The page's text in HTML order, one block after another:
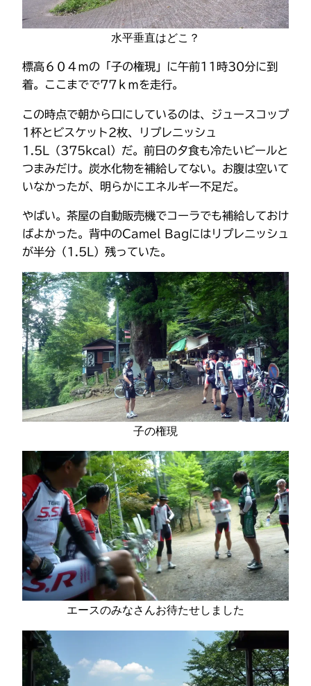
水平垂直はどこ？
標高６０４ｍの「子の権現」に午前11時30分に到
着。ここまでで77ｋｍを走行。
この時点で朝から口にしているのは、ジュースコップ
1杯とビスケット2枚、リプレニッシュ
1.5L（375kcal）だ。前日の夕食も冷たいビールと
つまみだけ。炭水化物を補給してない。お腹は空いて
いなかったが、明らかにエネルギー不足だ。
やばい。茶屋の自動販売機でコーラでも補給しておけ
ばよかった。背中のCamel Bagにはリプレニッシュ
が半分（1.5L）残っていた。
子の権現
エースのみなさんお待たせしました